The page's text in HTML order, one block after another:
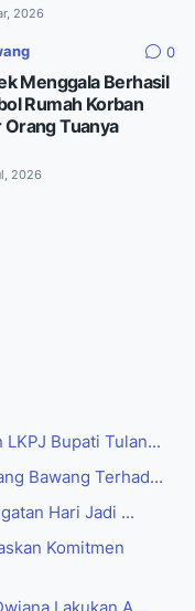
2026
0
Menggala Berhasil
Rumah Korban
Tuanya
2026
Bupati Tulan...
Bawang Terhad...
Hari Jadi ...
Komitmen